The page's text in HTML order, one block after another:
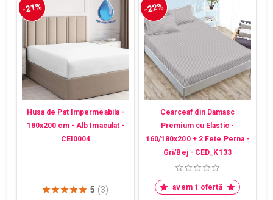
-21%
Husa de Pat Impermeabila -
180x200 cm - Alb Imaculat -
CEI0004
5 (3)
-22%
Cearceaf din Damasc
Premium cu Elastic -
160/180x200 + 2 Fete Perna -
Gri/Bej - CED_K133
avem 1 ofertă